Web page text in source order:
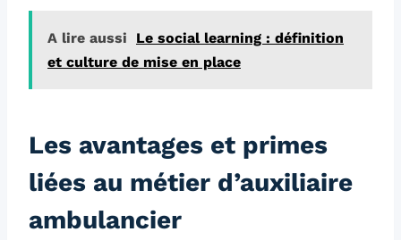
A lire aussi
Le social learning : définition
et culture de mise en place
Les avantages et primes
liées au métier d’auxiliaire
ambulancier